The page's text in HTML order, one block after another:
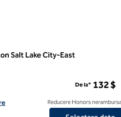
Salt Lake City-East
pentru Home2 Suites by Hilton
De la* 132 $
Reducere Honors